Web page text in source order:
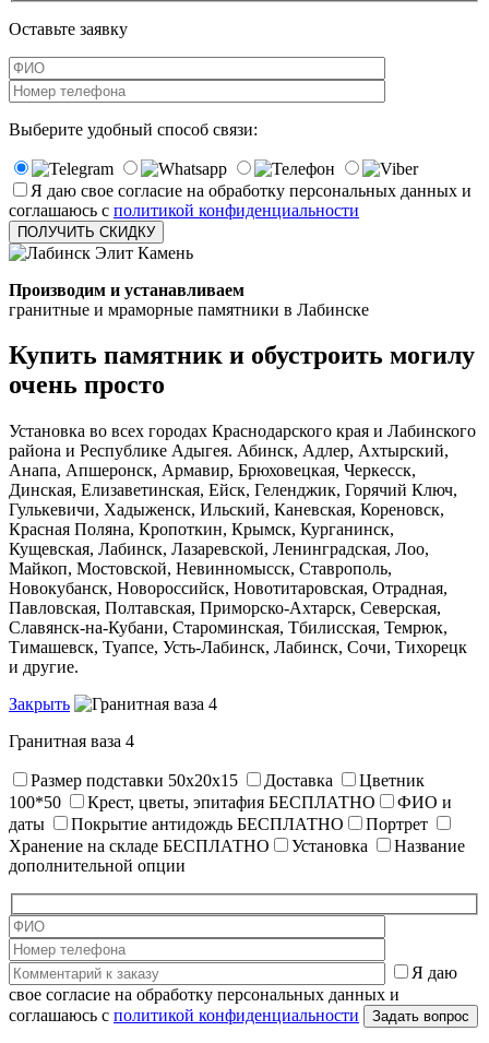
Оставьте заявку
Выберите удобный способ связи:
Я даю свое согласие на обработку персональных данных и
соглашаюсь с политикой конфиденциальности
Производим и устанавливаем
гранитные и мраморные памятники в Лабинске
Купить памятник и обустроить могилу
очень просто
Установка во всех городах Краснодарского края и Лабинского
района и Республике Адыгея. Абинск, Адлер, Ахтырский,
Анапа, Апшеронск, Армавир, Брюховецкая, Черкесск,
Динская, Елизаветинская, Ейск, Геленджик, Горячий Ключ,
Гулькевичи, Хадыженск, Ильский, Каневская, Кореновск,
Красная Поляна, Кропоткин, Крымск, Курганинск,
Кущевская, Лабинск, Лазаревской, Ленинградская, Лоо,
Майкоп, Мостовской, Невинномысск, Ставрополь,
Новокубанск, Новороссийск, Новотитаровская, Отрадная,
Павловская, Полтавская, Приморско-Ахтарск, Северская,
Славянск-на-Кубани, Староминская, Тбилисская, Темрюк,
Тимашевск, Туапсе, Усть-Лабинск, Лабинск, Сочи, Тихорецк
и другие.
Закрыть
Гранитная ваза 4
Размер подставки 50х20х15 Доставка
Цветник
100*50
Крест, цветы, эпитафия БЕСПЛАТНО
ФИО и
даты
Покрытие антидождь БЕСПЛАТНО
Портрет
Хранение на складе БЕСПЛАТНО Установка
Название
дополнительной опции
Я даю
свое согласие на обработку персональных данных и
соглашаюсь с политикой конфиденциальности